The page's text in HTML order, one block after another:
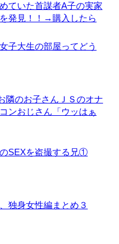
ていた首謀者A子の実家
発見！！→購入したら
子大生の部屋ってどう
隣のお子さんＪＳのオナ
ンおじさん「ウッはぁ
SEXを盗撮する兄①
独身女性編まとめ３